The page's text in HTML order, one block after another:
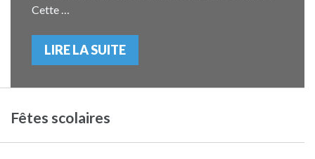
Cette …
LIRE LA SUITE
Fêtes scolaires